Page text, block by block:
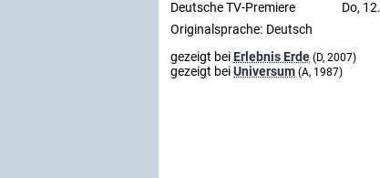
Deutsche TV-Premiere
Do, 12.
Originalsprache: Deutsch
gezeigt beiErlebnis Erde (D, 2007)
gezeigt beiUniversum (A, 1987)